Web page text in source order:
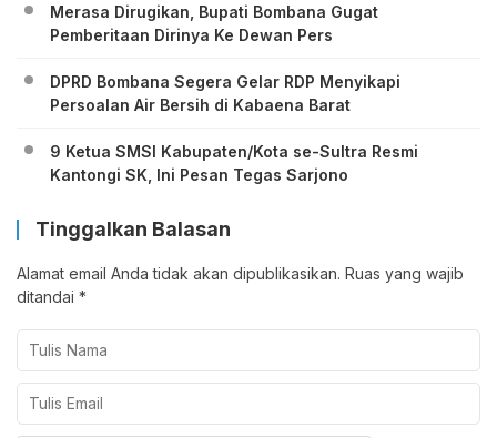
Merasa Dirugikan, Bupati Bombana Gugat
Pemberitaan Dirinya Ke Dewan Pers
DPRD Bombana Segera Gelar RDP Menyikapi
Persoalan Air Bersih di Kabaena Barat
9 Ketua SMSI Kabupaten/Kota se-Sultra Resmi
Kantongi SK, Ini Pesan Tegas Sarjono
Tinggalkan Balasan
Alamat email Anda tidak akan dipublikasikan. Ruas yang wajib
ditandai *